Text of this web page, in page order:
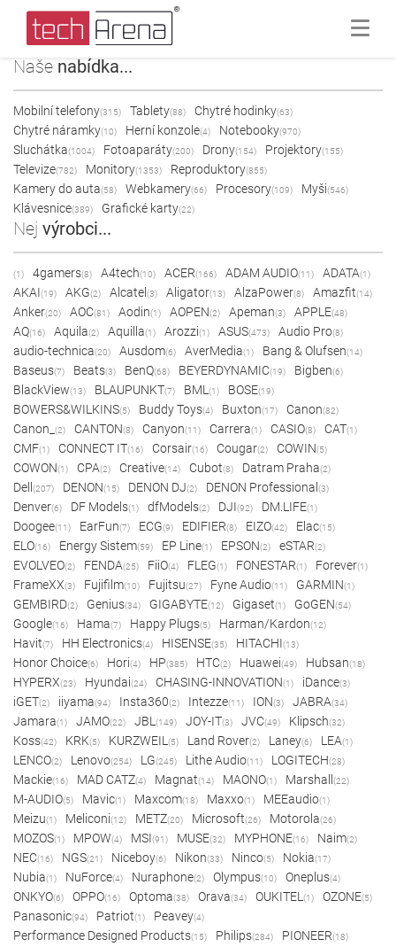
Naše nabídka...
Mobilní telefony(315) Tablety(88) Chytré hodinky(63)
Chytré náramky(10) Herní konzole(4) Notebooky(970)
Sluchátka(1004) Fotoaparáty(200) Drony(154) Projektory(155)
Televize(782) Monitory(1353) Reproduktory(855)
Kamery do auta(58) Webkamery(66) Procesory(109) Myši(546)
Klávesnice(389) Grafické karty(22)
Nej výrobci...
(1) 4gamers(8) A4tech(10) ACER(166) ADAM AUDIO(11) ADATA(1)
AKAI(19) AKG(2) Alcatel (3) Aligator(13) AlzaPower(8) Amazfit(14)
Anker(20) AOC(81) Aodin(1) AOPEN(2) Apeman(3) APPLE(48)
AQ(16) Aquila(2) Aquilla(1) Arozzi(1) ASUS(473) Audio Pro(8)
audio-technica(20) Ausdom(6) AverMedia(1) Bang & Olufsen(14)
Baseus(7) Beats(3) BenQ(68) BEYERDYNAMIC(19) Bigben(6)
BlackView(13) BLAUPUNKT(7) BML (1) BOSE(19)
BOWERS&WILKINS(5) Buddy Toys(4) Buxton(17) Canon(82)
Canon_ (2) CANTON(8) Canyon(11) Carrera(1) CASIO(8) CAT(1)
CMF(1) CONNECT IT(16) Corsair(16) Cougar(2) COWIN(5)
COWON(1) CPA(2) Creative(14) Cubot(8) Datram Praha(2)
Dell (207) DENON(15) DENON DJ(2) DENON Professional (3)
Denver(6) DF Models(1) dfModels(2) DJI(92) DM.LIFE(1)
Doogee(11) EarFun(7) ECG(9) EDIFIER(8) EIZO(42) Elac(15)
ELO(16) Energy Sistem(59) EP Line(1) EPSON(2) eSTAR(2)
EVOLVEO(2) FENDA(25) FiiO(4) FLEG(1) FONESTAR(1) Forever(1)
FrameXX(3) Fujifilm(10) Fujitsu(27) Fyne Audio(11) GARMIN(1)
GEMBIRD(2) Genius(34) GIGABYTE(12) Gigaset(1) GoGEN(54)
Google(16) Hama(7) Happy Plugs(5) Harman/Kardon(12)
Havit(7) HH Electronics(4) HISENSE(35) HITACHI(13)
Honor Choice(6) Hori(4) HP(385) HTC(2) Huawei(49) Hubsan(18)
HYPERX(23) Hyundai(24) CHASING-INNOVATION(1) iDance(3)
iGET(2) iiyama(94) Insta360(2) Intezze(11) ION(3) JABRA(34)
Jamara(1) JAMO(22) JBL (149) JOY-IT(3) JVC(49) Klipsch(32)
Koss(42) KRK(5) KURZWEIL (5) Land Rover(2) Laney(6) LEA(1)
LENCO(2) Lenovo(254) LG(245) Lithe Audio(11) LOGITECH(28)
Mackie(16) MAD CATZ(4) Magnat(14) MAONO(1) Marshall (22)
M-AUDIO(5) Mavic(1) Maxcom(18) Maxxo(1) MEEaudio(1)
Meizu(1) Meliconi(12) METZ(20) Microsoft(26) Motorola(26)
MOZOS(1) MPOW(4) MSI(91) MUSE(32) MYPHONE(16) Naim(2)
NEC(16) NGS(21) Niceboy(6) Nikon(33) Ninco(5) Nokia(17)
Nubia(1) NuForce(4) Nuraphone(2) Olympus(10) Oneplus(4)
ONKYO(6) OPPO(16) Optoma(38) Orava(34) OUKITEL (1) OZONE(5)
Panasonic(94) Patriot(1) Peavey(4)
Performance Designed Products(15) Philips(284) PIONEER(18)